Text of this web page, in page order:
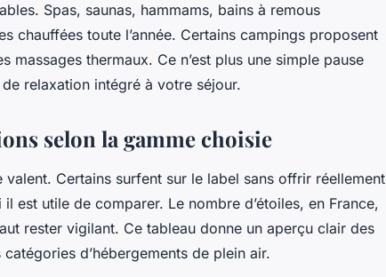
Spas, saunas, hammams, bains à remous
chauffées toute l’année. Certains campings proposent
massages thermaux. Ce n’est plus une simple pause
relaxation intégré à votre séjour.
selon la gamme choisie
Certains surfent sur le label sans offrir réellement
est utile de comparer. Le nombre d’étoiles, en France,
rester vigilant. Ce tableau donne un aperçu clair des
d’hébergements de plein air.